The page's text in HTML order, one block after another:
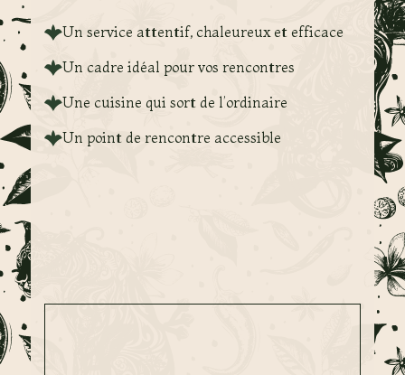
Un service attentif, chaleureux et efficace
Un cadre idéal pour vos rencontres
Une cuisine qui sort de l’ordinaire
Un point de rencontre accessible